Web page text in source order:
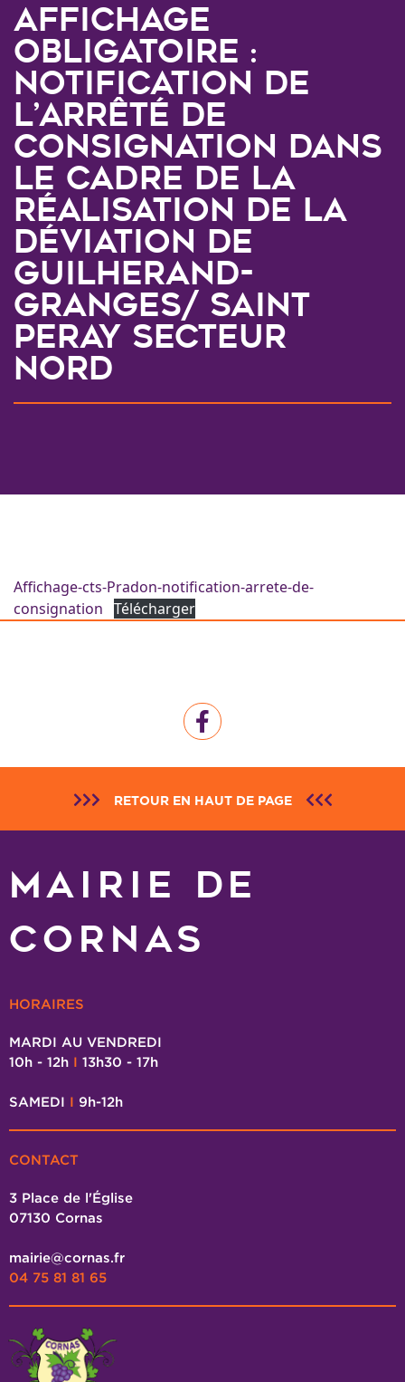
Affichage
obligatoire :
Notification de
l’arrêté de
consignation dans
le cadre de la
réalisation de la
déviation de
GUILHERAND-
GRANGES/ SAINT
PERAY secteur
Nord
Affichage-cts-Pradon-notification-arrete-de-
consignation Télécharger
RETOUR EN HAUT DE PAGE
MAIRIE DE
CORNAS
HORAIRES
MARDI AU VENDREDI
10h - 12h I 13h30 - 17h
SAMEDI I 9h-12h
CONTACT
3 Place de l'Église
07130 Cornas
mairie@cornas.fr
04 75 81 81 65